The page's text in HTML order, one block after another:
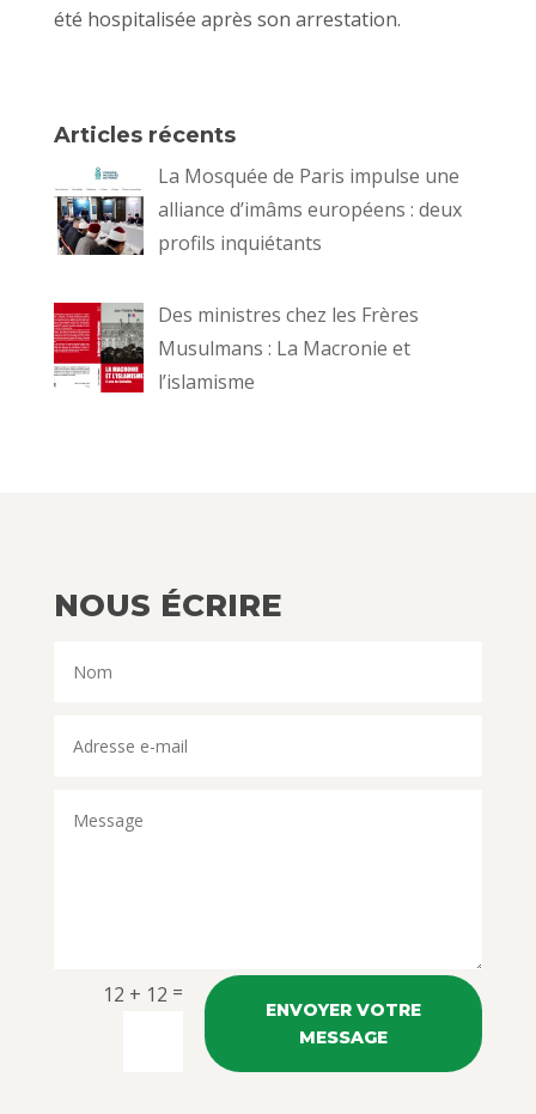
été hospitalisée après son arrestation.
Articles récents
La Mosquée de Paris impulse une
alliance d’imâms européens : deux
profils inquiétants
Des ministres chez les Frères
Musulmans : La Macronie et
l’islamisme
NOUS ÉCRIRE
12 + 12 =
ENVOYER VOTRE
MESSAGE